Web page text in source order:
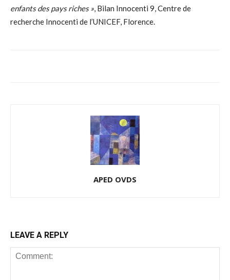
enfants des pays riches », Bilan Innocenti 9, Centre de
recherche Innocenti de l’UNICEF, Florence.
APED OVDS
LEAVE A REPLY